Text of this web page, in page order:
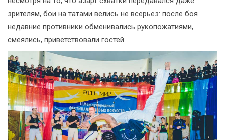
зрителям, бои на татами велись не всерьез: после боя
недавние противники обменивались рукопожатиями,
смеялись, приветствовали гостей.